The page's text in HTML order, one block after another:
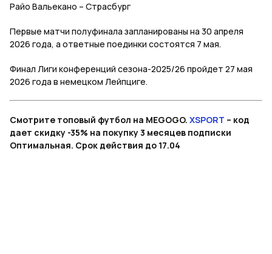
Райо Вальекано – Страсбург
Первые матчи полуфинала запланированы на 30 апреля
2026 года, а ответные поединки состоятся 7 мая.
Финал Лиги конференций сезона-2025/26 пройдет 27 мая
2026 года в немецком Лейпциге.
Смотрите топовый футбол на MEGOGO. XSPORT – код
дает скидку -35% на покупку 3 месяцев подписки
Оптимальная. Срок действия до 17.04